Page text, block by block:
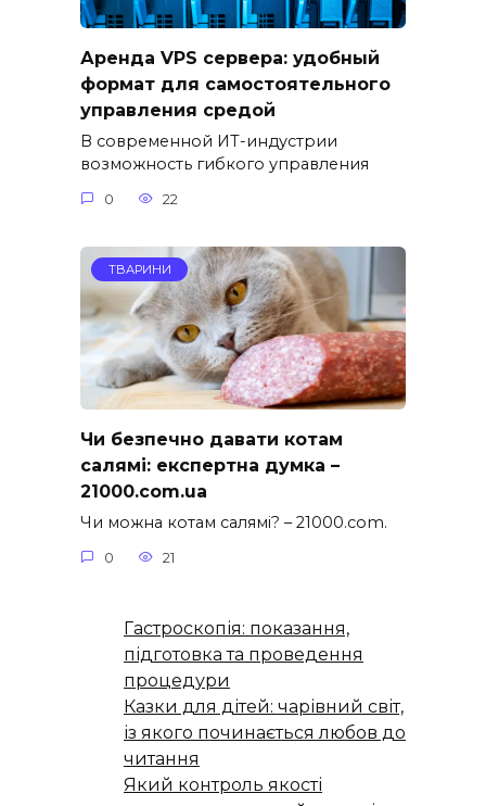
Аренда VPS сервера: удобный
формат для самостоятельного
управления средой
В современной ИТ-индустрии
возможность гибкого управления
0 22
ТВАРИНИ
Чи безпечно давати котам
салямі: експертна думка –
21000.com.ua
Чи можна котам салямі? – 21000.com.
0 21
Гастроскопія: показання,
підготовка та проведення
процедури
Казки для дітей: чарівний світ,
із якого починається любов до
читання
Який контроль якості